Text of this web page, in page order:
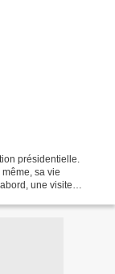
présidentielle.
sa vie
une visite